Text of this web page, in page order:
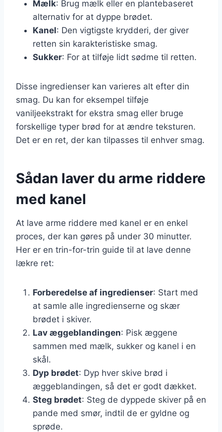
Mælk: Brug mælk eller en plantebaseret
alternativ for at dyppe brødet.
Kanel: Den vigtigste krydderi, der giver
retten sin karakteristiske smag.
Sukker: For at tilføje lidt sødme til retten.
Disse ingredienser kan varieres alt efter din
smag. Du kan for eksempel tilføje
vaniljeekstrakt for ekstra smag eller bruge
forskellige typer brød for at ændre teksturen.
Det er en ret, der kan tilpasses til enhver smag.
Sådan laver du arme riddere
med kanel
At lave arme riddere med kanel er en enkel
proces, der kan gøres på under 30 minutter.
Her er en trin-for-trin guide til at lave denne
lækre ret:
Forberedelse af ingredienser: Start med
at samle alle ingredienserne og skær
brødet i skiver.
Lav æggeblandingen: Pisk æggene
sammen med mælk, sukker og kanel i en
skål.
Dyp brødet: Dyp hver skive brød i
æggeblandingen, så det er godt dækket.
Steg brødet: Steg de dyppede skiver på en
pande med smør, indtil de er gyldne og
sprøde.